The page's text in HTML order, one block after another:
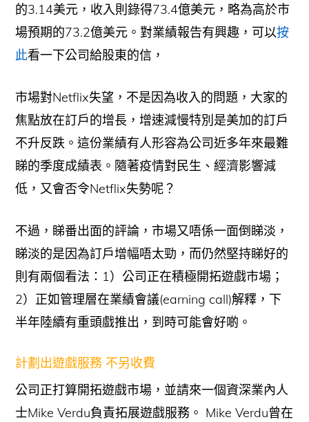
的3.14美元，收入則錄得73.4億美元，略為高於市
場預期的73.2億美元。對業績報告有興趣，可以按
此看一下公司給股東的信，
市場對Netflix失望，不是因為收入的問題，大家的
焦點放在訂戶的增長，增速減慢特別是美加的訂戶
不升反跌。這份業績有人形容為公司近多年來最難
睇的季度成績表。隨著疫情對民生、經濟影響減
低，又會否令Netflix失勢呢？
不過，睇番出面的評論，市場又唔係一面倒睇淡，
睇淡的是因為訂戶增幅唔太勁，而仍然堅持睇好的
則有兩個看法：1）公司正在積極開拓遊戲市場；
2）正如管理層在業績會議(earning call)解釋，下
半年陸續有重頭戲推出，到時可能會好啲。
計劃出遊戲服務 不另收費
公司正打算開拓遊戲市場，並請來一個資深業內人
士Mike Verdu負責拓展遊戲服務。 Mike Verdu曾在